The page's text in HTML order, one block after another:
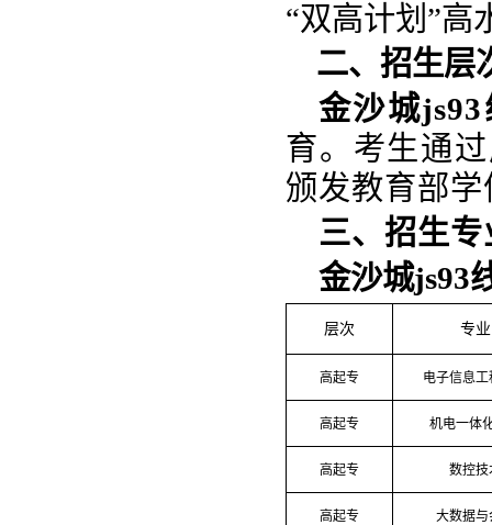
“双高计划”高
二、招生层
金沙城
育。考生通
颁发教育部
三、招生专
金沙城js93
层次 专业
高起专 电子信息
高起专 机电一体
高起专 数控技
高起专 大数据与